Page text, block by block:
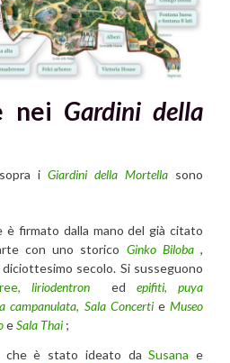
nei Gardini della
i Giardini della Mortella sono
è firmato dalla mano del già citato
con uno storico Ginko Biloba,
secolo. Si susseguono
liriodentron ed epifiti, puya
campanulata, Sala ConcertieMuseo
eSala Thai ;
che è stato ideato daSusana e